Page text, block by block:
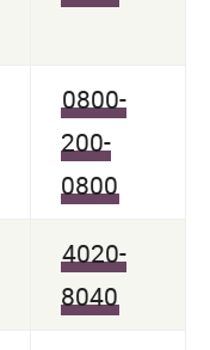
0800-
200-
0800
4020-
8040